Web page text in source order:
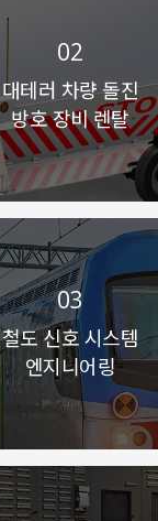
02
대테러 차량 돌진
방호 장비 렌탈
03
철도 신호 시스템
엔지니어링